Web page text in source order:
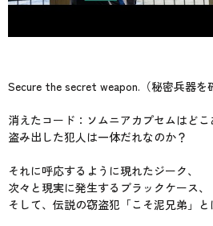
Secure the secret weapon.（秘密兵器を
消えたコード：ソムニアカプセムはどこ
盗み出した犯人は一体だれなのか？
それに呼応するように現れたジーク、
次々と現実に発生するブラックケース、
そして、伝説の窃盗犯「こそ泥兄弟」と